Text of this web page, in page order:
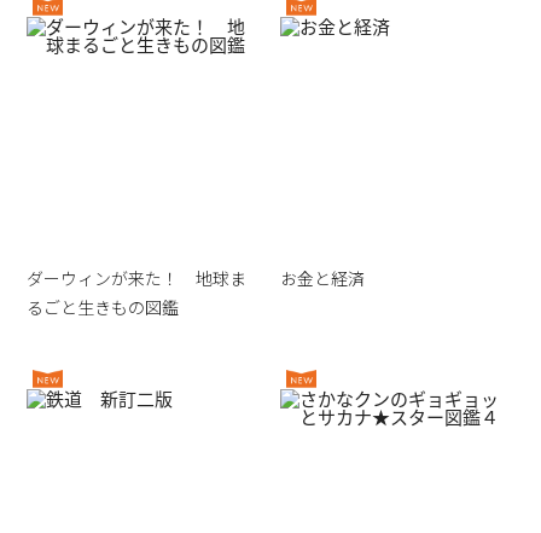
ダーウィンが来た！ 地球ま
るごと生きもの図鑑
お金と経済